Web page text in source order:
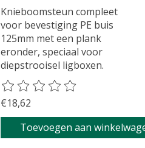
Knieboomsteun compleet
voor bevestiging PE buis
125mm met een plank
eronder, speciaal voor
diepstrooisel ligboxen.
De beoordeling van dit
€18,62
Toevoegen aan